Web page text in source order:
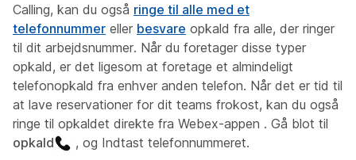
Calling, kan du også ringe til alle med et
telefonnummer eller besvare opkald fra alle, der ringer
til dit arbejdsnummer. Når du foretager disse typer
opkald, er det ligesom at foretage et almindeligt
telefonopkald fra enhver anden telefon. Når det er tid til
at lave reservationer for dit teams frokost, kan du også
ringe til opkaldet direkte fra Webex-appen . Gå blot til
opkald
, og Indtast telefonnummeret.